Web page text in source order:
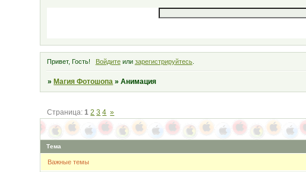
Привет, Гость! Войдитеили зарегистрируйтесь.
» Магия Фотошопа »Анимация
Страница: 1 2 3 4 »
Тема
Важные темы